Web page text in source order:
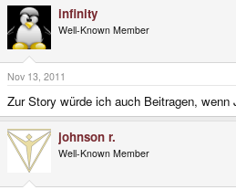
infinity
Well-Known Member
Nov 13, 2011
Zur Story würde ich auch Beitragen, wenn
johnson r.
Well-Known Member